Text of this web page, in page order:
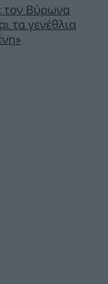
τον Βύρωνα
τα γενέθλια